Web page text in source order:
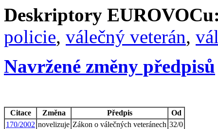
Deskriptory
policie, válečný veterán,
Navržené změny předpisů
Citace Změna Předpis
Od
170/2002 novelizuje Zákon o válečných veteránech 32/0